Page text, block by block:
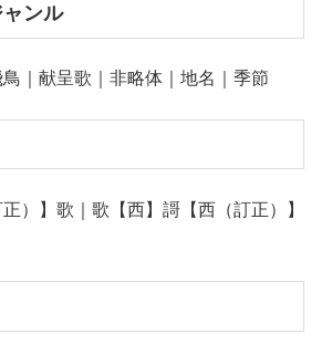
ンル
｜献呈歌｜非略体｜地名｜季節
）】歌｜歌【西】謌【西（訂正）】